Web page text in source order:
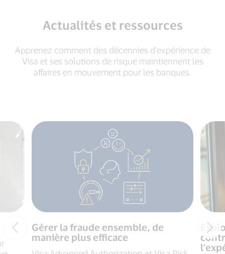
Actualités et ressources
Apprenez comment des décennies d'expérience de
Visa et ses solutions de risque maintiennent les
affaires en mouvement pour les banques.
Gérer la fraude ensemble, de
manière plus efficace